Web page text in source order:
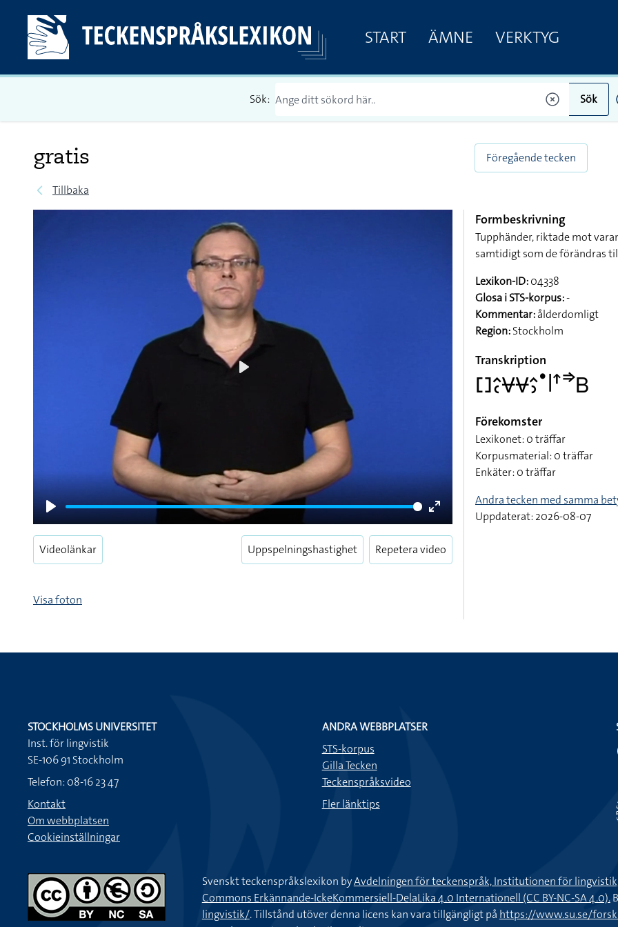
START ÄMNE VERKTYG
Sök: Sök
gratis
Tillbaka
Föregående tecken
Play
Enter
fullscreen
Videolänkar Uppspelningshastighet Repetera video
Visa foton
Formbeskrivning
Tupphänder, riktade mot
samtidigt som de förändras
Lexikon-ID:04338
Glosa i STS-korpus:-
Kommentar:ålderdomligt
Region:Stockholm
Transkription
􌤓􌤵􌥗􌤮􌤮􌤵􌤶􌤟􌥼􌦃􌦆􌤧
Förekomster
Lexikonet: 0 träffar
Korpusmaterial: 0 träffar
Enkäter: 0 träffar
Andra tecken med samma
Uppdaterat: 2026-08-07
STOCKHOLMS UNIVERSITET
Inst. för lingvistik
SE-106 91 Stockholm
Telefon: 08-16 23 47
Kontakt
Om webbplatsen
Cookieinställningar
ANDRA WEBBPLATSER
STS-korpus
Gilla Tecken
Teckenspråksvideo
Fler länktips
Svenskt teckenspråkslexikon byAvdelningen för teckenspråk, Institutionen för
Commons Erkännande-IckeKommersiell-DelaLika 4.0 Internationell (CC BY-NC-SA 4.0).
lingvistik/. Tillstånd utöver denna licens kan vara tillgängligt på https://www.su.se/